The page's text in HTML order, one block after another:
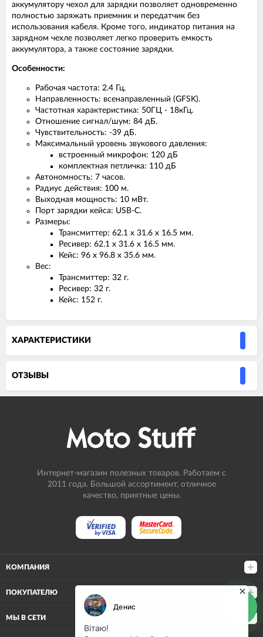
аккумулятору чехол для зарядки позволяет одновременно
полностью заряжать приемник и передатчик без
использования кабеля. Кроме того, индикатор питания на
зарядном чехле позволяет легко проверить емкость
аккумулятора, а также состояние зарядки.
Особенности:
Рабочая частота: 2.4 Гц.
Направленность: всенаправленный (GFSK).
Частотная характеристика: 50ГЦ - 18кГц.
Отношение сигнал/шум: 84 дБ.
Чувствительность: -39 дБ.
Максимальный уровень звукового давления:
встроенный микрофон: 120 дБ
комплектная петличка: 110 дБ
Автономность: 7 часов.
Радиус действия: 100 м.
Выходная мощность: 10 мВт.
Порт зарядки кейса: USB-C.
Размеры:
Трансмиттер: 62.1 x 31.6 x 16.5 мм.
Ресивер: 62.1 x 31.6 x 16.5 мм.
Кейс: 96 x 96.8 x 35.6 мм.
Вес:
Трансмиттер: 32 г.
Ресивер: 32 г.
Кейс: 152 г.
ХАРАКТЕРИСТИКИ
ОТЗЫВЫ
Интернет-магазин полезных товаров. Работаем с
2011 года. Большой ассортимент, отличное
качество, приятные цены.
КОМПАНИЯ
ПОКУПАТЕЛЮ
МЫ В СЕТИ